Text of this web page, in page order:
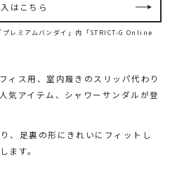
はこちら
レミアムバンダイ」内
「STRICT-G Online
ィス用、室内履きのスリッパ代わり
気アイテム、シャワーサンダルが登
、足裏の形にきれいにフィットし
ます。